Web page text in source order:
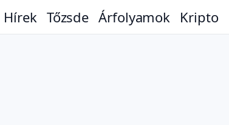
Hírek Tőzsde Árfolyamok Kripto